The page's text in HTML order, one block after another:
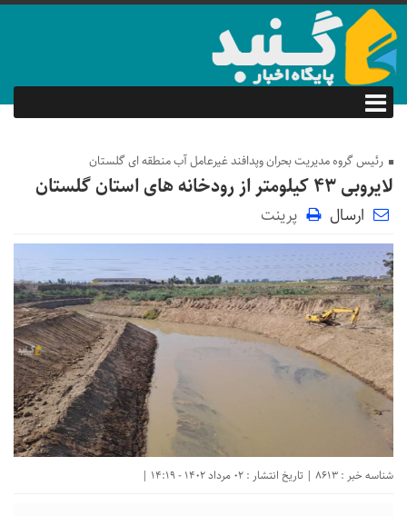
رئیس گروه مدیریت بحران وپدافند غیرعامل آب منطقه ای گلستان
لایروبی ۴۳ کیلومتر از رودخانه های استان گلستان
ارسال پرینت
شناسه خبر : 8613 | تاریخ انتشار : 02 مرداد 1402 - 14:19 |